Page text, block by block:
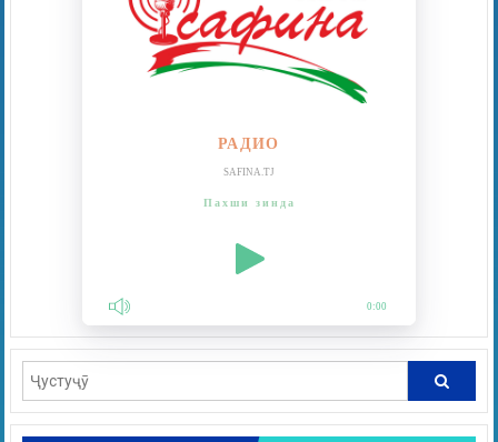
РАДИО
SAFINA.TJ
Пахши зинда
0:00